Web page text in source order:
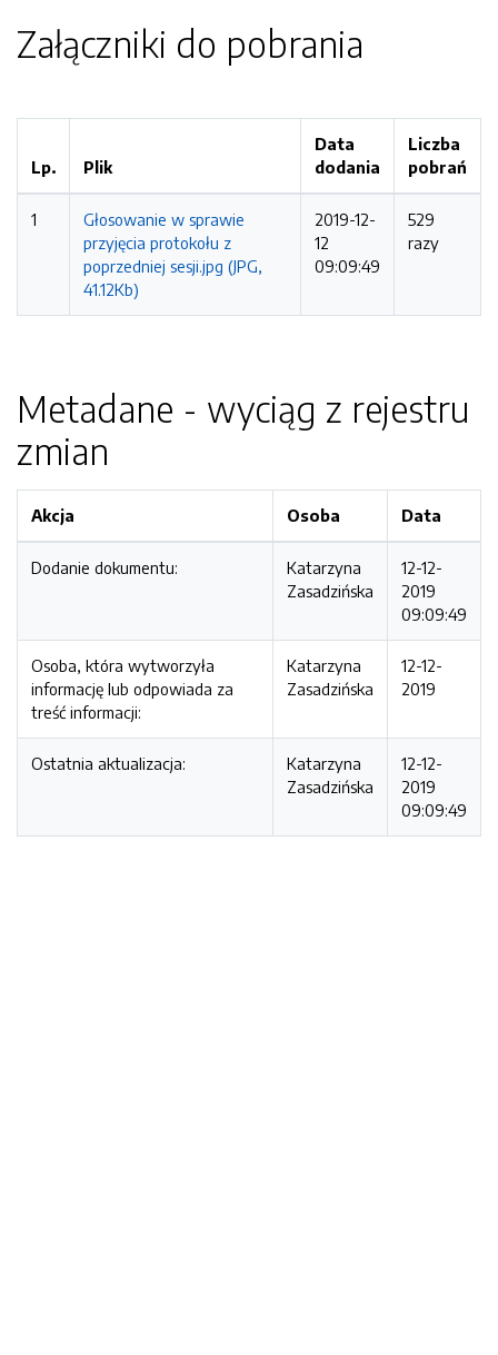
Załączniki do pobrania
Lp. Plik
Data
dodania
Liczba
pobrań
1
Głosowanie w sprawie
przyjęcia protokołu z
poprzedniej sesji.jpg (JPG,
41.12Kb)
2019-12-
12
09:09:49
529
razy
Metadane - wyciąg z rejestru
zmian
Akcja Osoba Data
Dodanie dokumentu:
Katarzyna
Zasadzińska
12-12-
2019
09:09:49
Osoba, która wytworzyła
informację lub odpowiada za
treść informacji:
Katarzyna
Zasadzińska
12-12-
2019
Ostatnia aktualizacja:
Katarzyna
Zasadzińska
12-12-
2019
09:09:49